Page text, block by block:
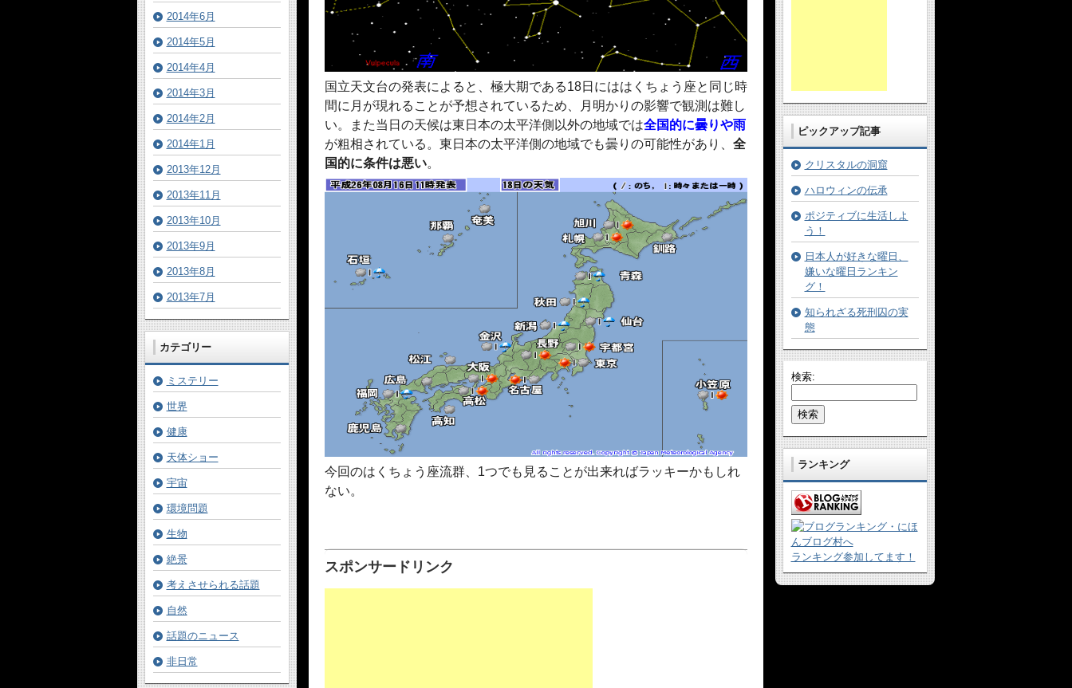
国立天文台の発表によると、極大期である18日にははくちょう座と同じ時
間に月が現れることが予想されているため、月明かりの影響で観測は難し
い。また当日の天候は東日本の太平洋側以外の地域では全国的に曇りや雨
が粗相されている。東日本の太平洋側の地域でも曇りの可能性があり、 全
国的に条件は悪い。
今回のはくちょう座流群、1つでも見ることが出来ればラッキーかもしれ
ない。
スポンサードリンク
2014年6月
2014年5月
2014年4月
2014年3月
2014年2月
2014年1月
2013年12月
2013年11月
2013年10月
2013年9月
2013年8月
2013年7月
カテゴリー
ミステリー
世界
健康
天体ショー
宇宙
環境問題
生物
絶景
考えさせられる話題
自然
話題のニュース
非日常
ピックアップ記事
クリスタルの洞窟
ハロウィンの伝承
ポジティブに生活しよ
う！
日本人が好きな曜日、
嫌いな曜日ランキン
グ！
知られざる死刑囚の実
態
検索:
ランキング
ランキング参加してます！